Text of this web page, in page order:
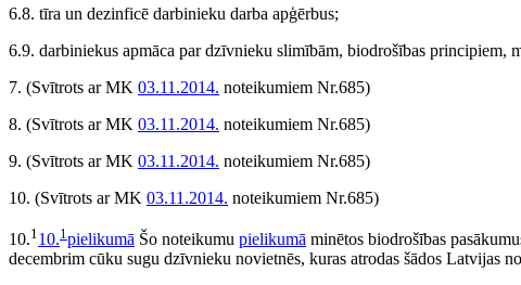
6.8. tīra un dezinficē darbinieku darba apģērbus;
6.9. darbiniekus apmāca par dzīvnieku slimībām, biodrošības
7. (Svītrots ar MK 03.11.2014. noteikumiem Nr.685)
8. (Svītrots ar MK 03.11.2014. noteikumiem Nr.685)
9. (Svītrots ar MK 03.11.2014. noteikumiem Nr.685)
10. (Svītrots ar MK 03.11.2014. noteikumiem Nr.685)
10.110.1pielikumā Šo noteikumu pielikumā minētos biodrošības
decembrim cūku sugu dzīvnieku novietnēs, kuras atrodas šādos Latvijas